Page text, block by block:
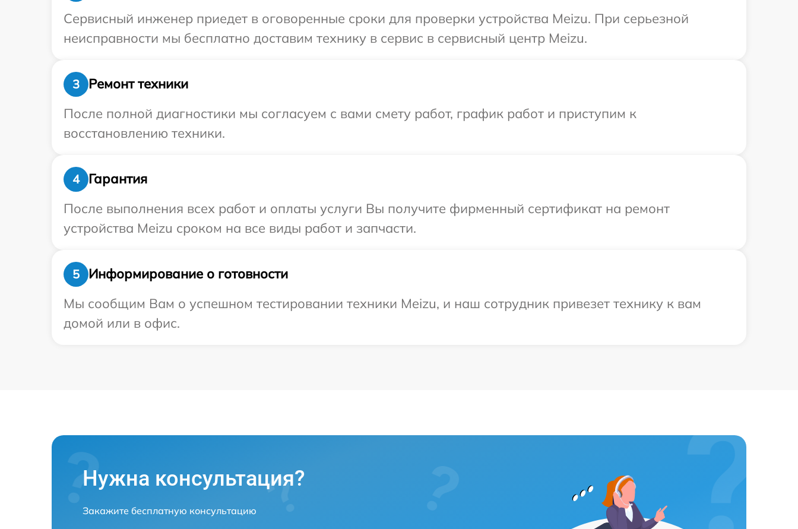
Сервисный инженер приедет в оговоренные сроки для проверки устройства Meizu. При серьезной
неисправности мы бесплатно доставим технику в сервис в сервисный центр Meizu.
3
Ремонт техники
После полной диагностики мы согласуем с вами смету работ, график работ и приступим к
восстановлению техники.
4
Гарантия
После выполнения всех работ и оплаты услуги Вы получите фирменный сертификат на ремонт
устройства Meizu сроком на все виды работ и запчасти.
5
Информирование о готовности
Мы сообщим Вам о успешном тестировании техники Meizu, и наш сотрудник привезет технику к вам
домой или в офис.
Нужна консультация?
Закажите бесплатную консультацию